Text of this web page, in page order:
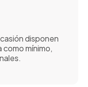
disponen
mínimo,